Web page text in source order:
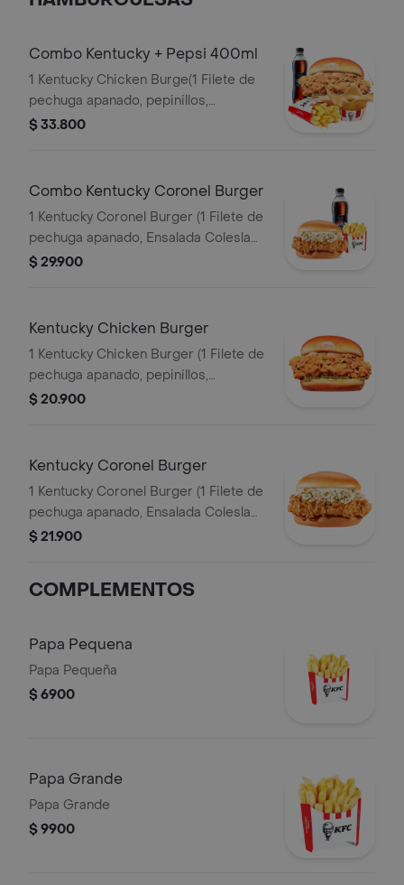
Combo Kentucky + Pepsi 400ml
1 Kentucky Chicken Burge(1 Filete de
pechuga apanado, pepinillos,
mayonesa premium y mantequilla) + 1
$ 33.800
Combo Kentucky Coronel Burger
1 Kentucky Coronel Burger (1 Filete de
pechuga apanado, Ensalada Coleslaw,
BBQ y mantequilla) + 1 Papa Pequeña
$ 29.900
Kentucky Chicken Burger
1 Kentucky Chicken Burger (1 Filete de
pechuga apanado, pepinillos,
mayonesa premium y mantequilla)
$ 20.900
Kentucky Coronel Burger
1 Kentucky Coronel Burger (1 Filete de
pechuga apanado, Ensalada Coleslaw,
BBQ y mantequilla)
$ 21.900
COMPLEMENTOS
Papa Pequena
Papa Pequeña
$ 6900
Papa Grande
Papa Grande
$ 9900